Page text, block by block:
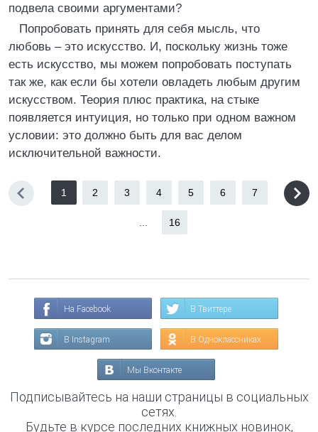
подвела своими аргументами?
Попробовать принять для себя мысль, что
любовь – это искусство. И, поскольку жизнь тоже
есть искусство, мы можем попробовать поступать
так же, как если бы хотели овладеть любым другим
искусством. Теория плюс практика, на стыке
появляется интуиция, но только при одном важном
условии: это должно быть для вас делом
исключительной важности.
1 2 3 4 5 6 7
16
На Facebook В Твиттере
В Instagram В Одноклассниках
Мы Вконтакте
Подписывайтесь на наши страницы в социальных
сетях.
Будьте в курсе последних книжных новинок,